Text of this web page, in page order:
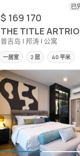
$ 169 170
THE TITLE ARTRIO
普吉岛 | 邦涛 | 公寓
一居室 2 层 40 平米